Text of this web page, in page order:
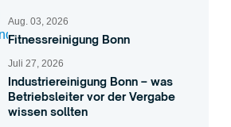
Aug. 03, 2026
Fitnessreinigung Bonn
Juli 27, 2026
Industriereinigung Bonn – was
Betriebsleiter vor der Vergabe
wissen sollten